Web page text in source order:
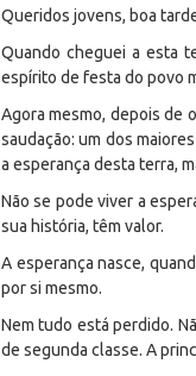
Queridos jovens, boa
Quando cheguei a esta
espírito de festa do povo
Agora mesmo, depois de
saudação: um dos
a esperança desta terra,
Não se pode viver a
sua história, têm valor.
A esperança nasce,
por si mesmo.
Nem tudo está perdido.
de segunda classe. A